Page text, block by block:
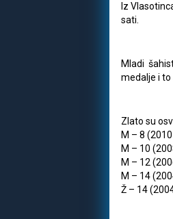
Iz
sati.
Mladi
medalje i to
Zlato su
M – 8
M – 10
M – 12
M – 14
Ž – 14